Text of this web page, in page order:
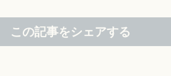
この記事をシェアする